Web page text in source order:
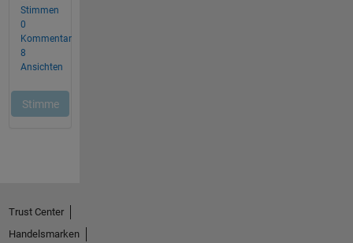
Trust Center
Handelsmarken